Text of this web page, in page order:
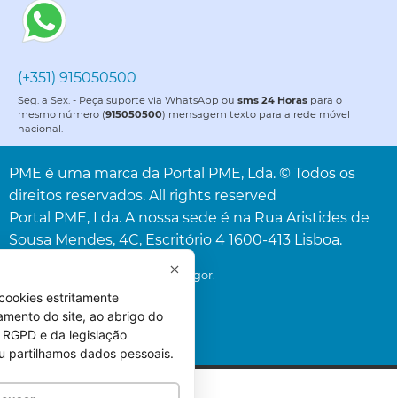
(+351) 915050500
Seg. a Sex. - Peça suporte via WhatsApp ou sms 24 Horas para o
mesmo número (915050500) mensagem texto para a rede móvel
nacional.
PME é uma marca da Portal PME, Lda. © Todos os
direitos reservados. All rights reserved
Portal PME, Lda. A nossa sede é na Rua Aristides de
Sousa Mendes, 4C, Escritório 4 1600-413 Lisboa.
* Acresce o IVA à taxa legal em vigor.
estritamente
do site, ao abrigo do
e da legislação
partilhamos dados pessoais.